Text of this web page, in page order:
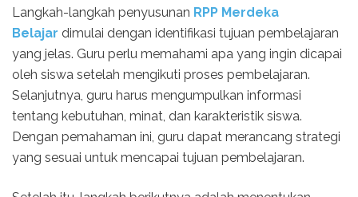
Langkah-langkah penyusunan RPP Merdeka
Belajar dimulai dengan identifikasi tujuan pembelajaran
yang jelas. Guru perlu memahami apa yang ingin dicapai
oleh siswa setelah mengikuti proses pembelajaran.
Selanjutnya, guru harus mengumpulkan informasi
tentang kebutuhan, minat, dan karakteristik siswa.
Dengan pemahaman ini, guru dapat merancang strategi
yang sesuai untuk mencapai tujuan pembelajaran.